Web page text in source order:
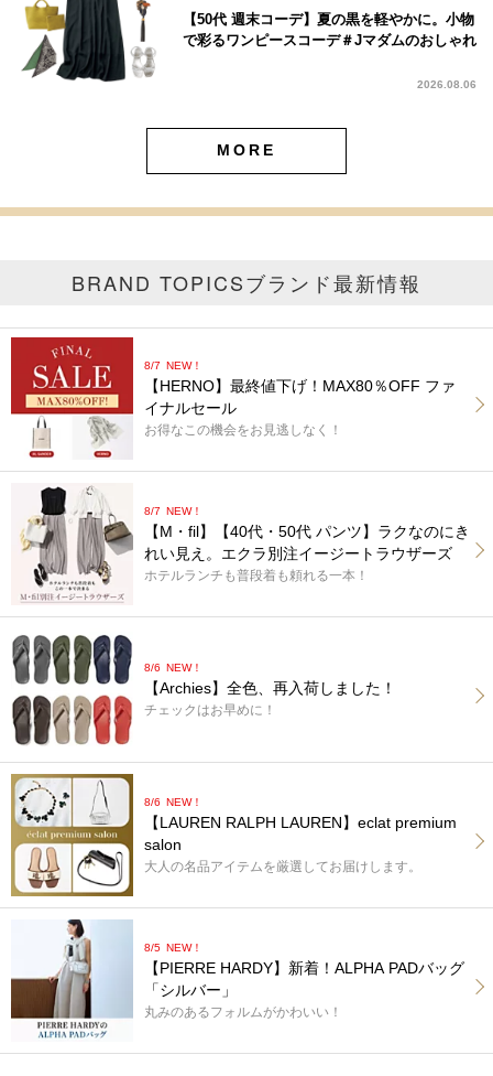
【50代 週末コーデ】夏の黒を軽やかに。小物
で彩るワンピースコーデ＃Jマダムのおしゃれ
2026.08.06
MORE
BRAND TOPICSブランド最新情報
8/7 NEW！
【HERNO】最終値下げ！MAX80％OFF ファ
イナルセール
お得なこの機会をお見逃しなく！
8/7 NEW！
【M・fil】【40代・50代 パンツ】ラクなのにき
れい見え。エクラ別注イージートラウザーズ
ホテルランチも普段着も頼れる一本！
8/6 NEW！
【Archies】全色、再入荷しました！
チェックはお早めに！
8/6 NEW！
【LAUREN RALPH LAUREN】eclat premium
salon
大人の名品アイテムを厳選してお届けします。
8/5 NEW！
【PIERRE HARDY】新着！ALPHA PADバッグ
「シルバー」
丸みのあるフォルムがかわいい！